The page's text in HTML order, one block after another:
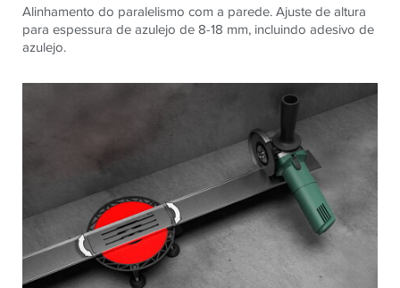
Alinhamento do paralelismo com a parede. ​​Ajuste de altura
para espessura de azulejo de 8-18 mm, incluindo adesivo de
azulejo.